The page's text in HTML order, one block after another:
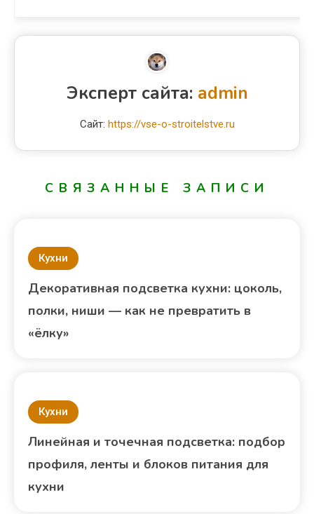
Эксперт сайта: admin
Сайт: https://vse-o-stroitelstve.ru
СВЯЗАННЫЕ ЗАПИСИ
Кухни
Декоративная подсветка кухни: цоколь,
полки, ниши — как не превратить в
«ёлку»
Кухни
Линейная и точечная подсветка: подбор
профиля, ленты и блоков питания для
кухни